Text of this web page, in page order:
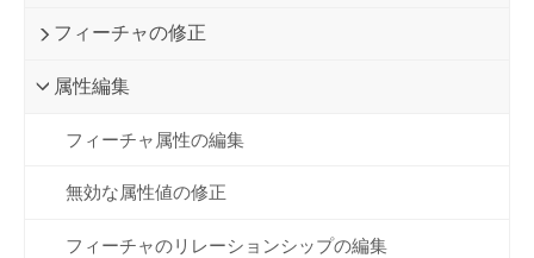
フィーチャの修正
属性編集
フィーチャ属性の編集
無効な属性値の修正
フィーチャのリレーションシップの編集